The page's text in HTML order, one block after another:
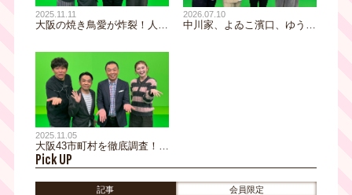
2025.11.11
大阪の焼き鳥愛が炸裂！人口
村ランキング』
2026.07.10
中川家、よゐこ濱口、ゆうち
2025.11.05
大阪43市町村を徹底調査！思
わず二度見の謎を紹介『なに
わのドライブミステリーラン
キング』で地元再発見！
Pick UP
記事 会員限定